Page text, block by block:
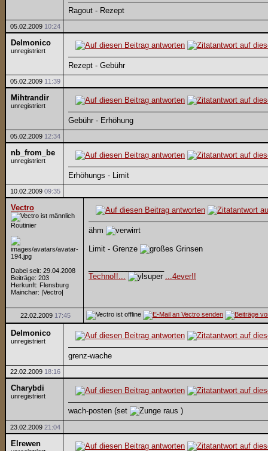
Ragout - Rezept
05.02.2009 10:24
Delmonico
unregistriert
Rezept - Gebühr
05.02.2009 11:39
Mihtrandir
unregistriert
Gebühr - Erhöhung
05.02.2009 12:34
nb_from_be
unregistriert
Erhöhungs - Limit
10.02.2009 09:35
Vectro
Routinier
Dabei seit: 29.04.2008
Beiträge: 203
Herkunft: Flensburg
Mainchar: |Vectro|
ähm
Limit - Grenze
Techno!!...
...4ever!!
22.02.2009 17:45
Delmonico
unregistriert
grenz-wache
22.02.2009 18:16
Charybdi
unregistriert
wach-posten (set )
23.02.2009 21:04
Elrewen